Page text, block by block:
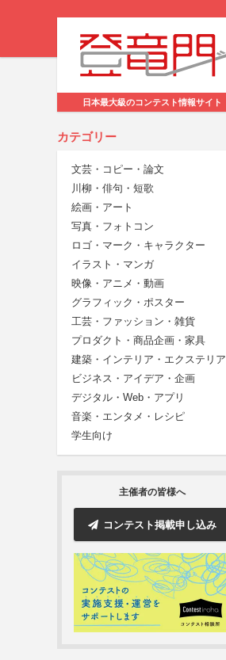
日本最大級のコンテスト情報サイト
カテゴリー
文芸・コピー・論文
川柳・俳句・短歌
絵画・アート
写真・フォトコン
ロゴ・マーク・キャラクター
イラスト・マンガ
映像・アニメ・動画
グラフィック・ポスター
工芸・ファッション・雑貨
プロダクト・商品企画・家具
建築・インテリア・エクステリア
ビジネス・アイデア・企画
デジタル・Web・アプリ
音楽・エンタメ・レシピ
学生向け
主催者の皆様へ
コンテスト掲載申し込み